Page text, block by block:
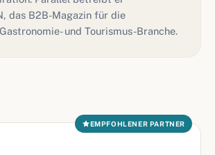
das B2B-Magazin für die
und Tourismus-Branche.
EMPFOHLENER PARTNER